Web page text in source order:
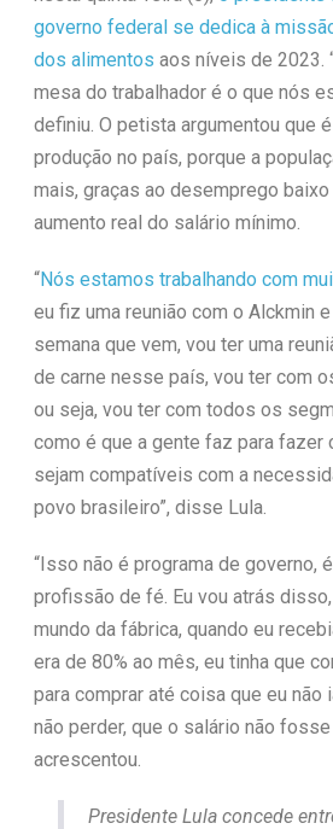
governo federal se dedica à
dos alimentos aos níveis de 2023.
mesa do trabalhador é o que nós
definiu. O petista argumentou que
produção no país, porque a
mais, graças ao desemprego
aumento real do salário mínimo.
“Nós estamos trabalhando com
eu fiz uma reunião com o Alckmin
semana que vem, vou ter uma
de carne nesse país, vou ter com
ou seja, vou ter com todos os
como é que a gente faz para fazer
sejam compatíveis com a
povo brasileiro”, disse Lula.
“Isso não é programa de governo,
profissão de fé. Eu vou atrás
mundo da fábrica, quando eu
era de 80% ao mês, eu tinha que
para comprar até coisa que eu não
não perder, que o salário não
acrescentou.
Presidente Lula concede